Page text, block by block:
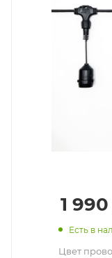
1 990
Есть в
Цвет